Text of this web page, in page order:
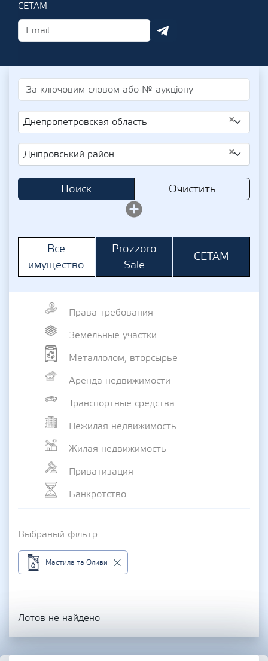
СЕТАМ
×
Днепропетровская область
×
Дніпровський район
Поиск Очистить
Все
имущество
Prozzoro
Sale
СЕТАМ
Права требования
Земельные участки
Металлолом, вторсырье
Аренда недвижимости
Транспортные средства
Нежилая недвижимость
Жилая недвижимость
Приватизация
Банкротство
Выбраный фільтр
Мастила та Оливи
Лотов не найдено